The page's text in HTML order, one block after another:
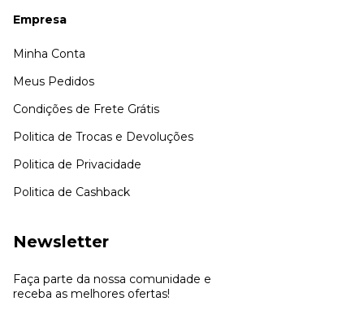
Empresa
Minha Conta
Meus Pedidos
Condições de Frete Grátis
Politica de Trocas e Devoluções
Politica de Privacidade
Politica de Cashback
Newsletter
Faça parte da nossa comunidade e
receba as melhores ofertas!